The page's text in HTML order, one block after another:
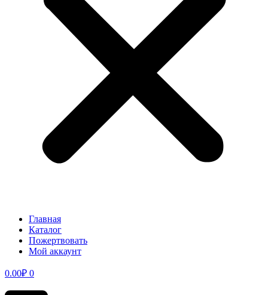
Главная
Каталог
Пожертвовать
Мой аккаунт
0.00₽ 0